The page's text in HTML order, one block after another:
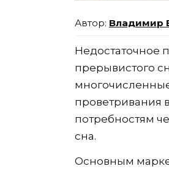
Владимир
Недостаточное
прерывистого
проветривания
потребностям
сна.
Основным